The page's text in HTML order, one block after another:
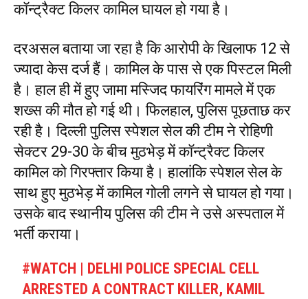
कॉन्ट्रैक्ट किलर कामिल घायल हो गया है।
दरअसल बताया जा रहा है कि आरोपी के खिलाफ 12 से
ज्यादा केस दर्ज हैं। कामिल के पास से एक पिस्टल मिली
है। हाल ही में हुए जामा मस्जिद फायरिंग मामले में एक
शख्स की मौत हो गई थी। फिलहाल, पुलिस पूछताछ कर
रही है। दिल्ली पुलिस स्पेशल सेल की टीम ने रोहिणी
सेक्टर 29-30 के बीच मुठभेड़ में कॉन्ट्रैक्ट किलर
कामिल को गिरफ्तार किया है। हालांकि स्पेशल सेल के
साथ हुए मुठभेड़ में कामिल गोली लगने से घायल हो गया।
उसके बाद स्थानीय पुलिस की टीम ने उसे अस्पताल में
भर्ती कराया।
#WATCH | DELHI POLICE SPECIAL CELL
ARRESTED A CONTRACT KILLER, KAMIL